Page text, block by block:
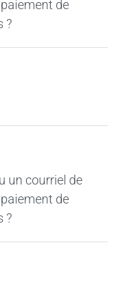
de
?
un courriel de
de
?